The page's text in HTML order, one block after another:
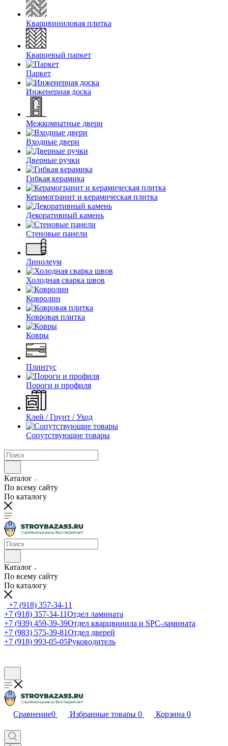
Кварцвиниловая плитка
Кварцевый паркет
Паркет
Инженерная доска
Межкомнатные двери
Входные двери
Дверные ручки
Гибкая керамика
Керамогранит и керамическая плитка
Декоративный камень
Стеновые панели
Линолеум
Холодная сварка швов
Ковролин
Ковровая плитка
Ковры
Плинтус
Пороги и профиля
Клей / Грунт / Уход
Сопутствующие товары
Каталог
По всему сайту
По каталогу
Каталог
По всему сайту
По каталогу
+7 (918) 357-34-11
+7 (918) 357-34-11Отдел ламината
+7 (939) 459-39-39Отдел кварцвинила и SPC-ламината
+7 (983) 575-39-81Отдел дверей
+7 (918) 993-05-05Руководитель
Сравнение0 Избранные товары 0 Корзина 0